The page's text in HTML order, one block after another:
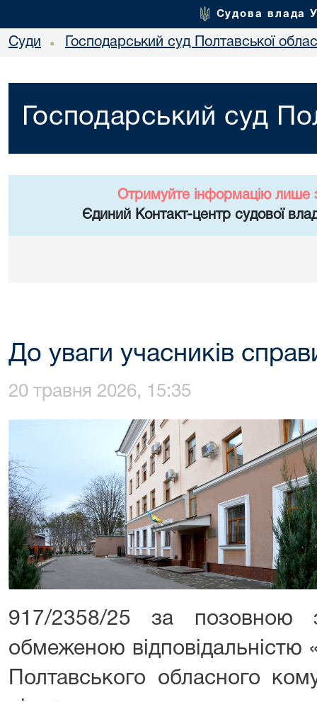
Судова влада
Суди • Господарський суд Полтавської
Господарський суд
Отримуйте інформацію лише
Єдиний Контакт-центр судової
До уваги учасників
20 травня 2026, 15:35
917/2358/25 за позовною
обмеженою
Полтавського обласного